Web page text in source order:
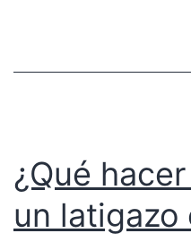
¿Qué
un latigazo